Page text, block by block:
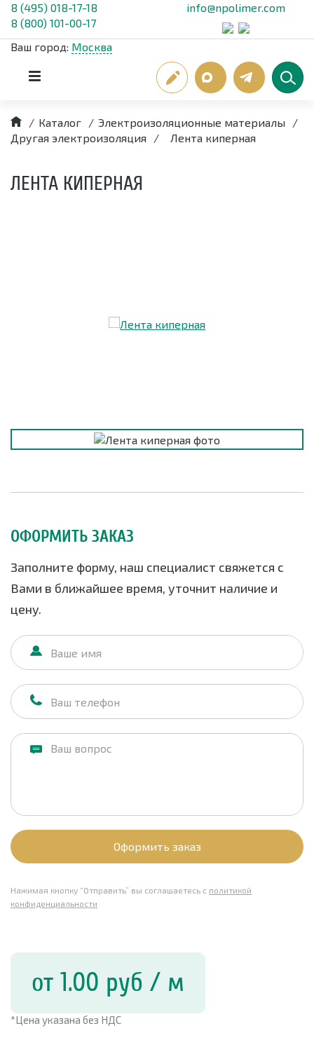
8 (495) 018-17-18
8 (800) 101-00-17
info@npolimer.com
Ваш город: Москва
/ Каталог / Электроизоляционные материалы
/
Другая электроизоляция
/ Лента киперная
ЛЕНТА КИПЕРНАЯ
ОФОРМИТЬ ЗАКАЗ
Заполните форму, наш специалист свяжется с
Вами в ближайшее время, уточнит наличие и
цену.
Оформить заказ
Нажимая кнопку “Отправить” вы соглашаетесь с политикой
конфиденциальности
от 1.00 руб / м
*Цена указана без НДС